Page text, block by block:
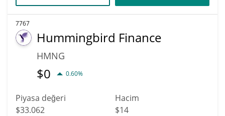
7767
Hummingbird Finance
HMNG
$0 0.60%
Piyasa değeri
$33.062
Hacim
$14